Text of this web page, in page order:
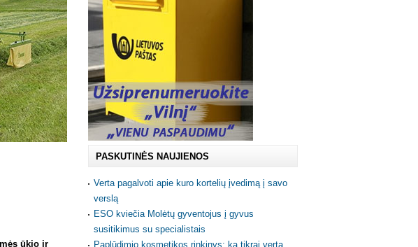
ūkio ir
PASKUTINĖS NAUJIENOS
Verta pagalvoti apie kuro kortelių įvedimą į savo
verslą
ESO kviečia Molėtų gyventojus į gyvus
susitikimus su specialistais
Paplūdimio kosmetikos rinkinys: ką tikrai verta